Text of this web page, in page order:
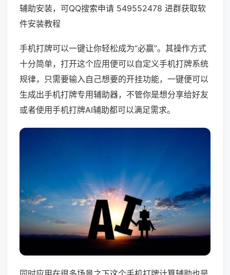
辅助安装，可QQ搜索申请 549552478 进群获取软
件安装教程
手机打牌可以一键让你轻松成为“必赢”。其操作方式
十分简单，打开这个应用便可以自定义手机打牌系统
规律，只需要输入自己想要的开挂功能，一键便可以
生成出手机打牌专用辅助器，不管你是想分享给好友
或者使用手机打牌AI辅助都可以满足需求。